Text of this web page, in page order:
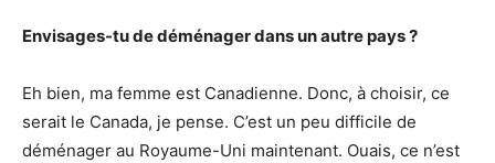
Envisages-tu de déménager dans un autre pays ?
Eh bien, ma femme est Canadienne. Donc, à choisir, ce
serait le Canada, je pense. C’est un peu difficile de
déménager au Royaume-Uni maintenant. Ouais, ce n’est